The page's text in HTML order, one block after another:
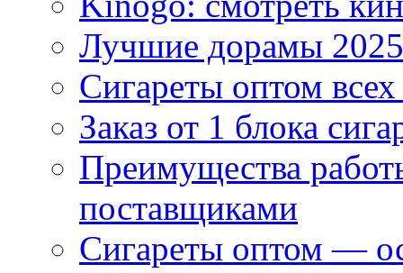
Лучшие дорамы
Сигареты оптом
Заказ от 1 блока
Преимущества
поставщиками
Сигареты оптом —